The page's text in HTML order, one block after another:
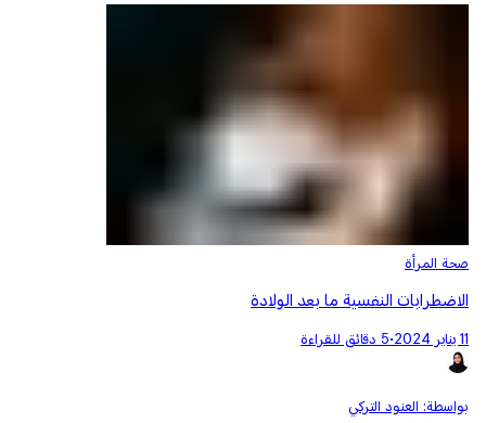
صحة المرأة
الاضطرابات النفسية ما بعد الولادة
11 يناير 2024 •5 دقائق للقراءة
بواسطة: العنود التركي